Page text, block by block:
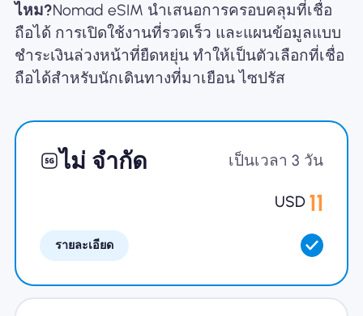
เกี่ยวกับ eSIM
ไหม?Nomad eSIM นำเสนอการครอบคลุมที่เชื่อ
ถือได้ การเปิดใช้งานที่รวดเร็ว และแผนข้อมูลแบบ
ชำระเงินล่วงหน้าที่ยืดหยุ่น ทำให้เป็นตัวเลือกที่เชื่อ
ถือได้สำหรับนักเดินทางที่มาเยือน ไซปรัส
ไม่ จำกัด เป็นเวลา 3 วัน
USD 11
รายละเอียด